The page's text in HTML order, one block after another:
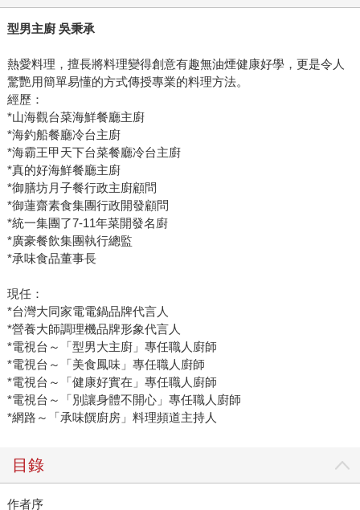
型男主廚 吳秉承
熱愛料理，擅長將料理變得創意有趣無油煙健康好學，更是令人
驚艷用簡單易懂的方式傳授專業的料理方法。
經歷：
*山海觀台菜海鮮餐廳主廚
*海釣船餐廳冷台主廚
*海霸王甲天下台菜餐廳冷台主廚
*真的好海鮮餐廳主廚
*御膳坊月子餐行政主廚顧問
*御蓮齋素食集團行政開發顧問
*統一集團了7-11年菜開發名廚
*廣豪餐飲集團執行總監
*承味食品董事長
現任：
*台灣大同家電電鍋品牌代言人
*營養大師調理機品牌形象代言人
*電視台～「型男大主廚」專任職人廚師
*電視台～「美食鳳味」專任職人廚師
*電視台～「健康好實在」專任職人廚師
*電視台～「別讓身體不開心」專任職人廚師
*網路～「承味饌廚房」料理頻道主持人
目錄
作者序